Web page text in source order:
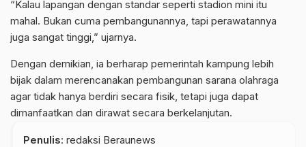
‎“Kalau lapangan dengan standar seperti stadion mini itu
mahal. Bukan cuma pembangunannya, tapi perawatannya
juga sangat tinggi,” ujarnya.
‎Dengan demikian, ia berharap pemerintah kampung lebih
bijak dalam merencanakan pembangunan sarana olahraga
agar tidak hanya berdiri secara fisik, tetapi juga dapat
dimanfaatkan dan dirawat secara berkelanjutan.
Penulis: redaksi Beraunews